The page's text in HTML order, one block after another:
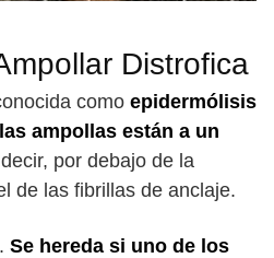
Distrofica
como epidermólisis
ampollas están a un
por debajo de la
de las fibrillas de anclaje.
Se hereda si uno de los